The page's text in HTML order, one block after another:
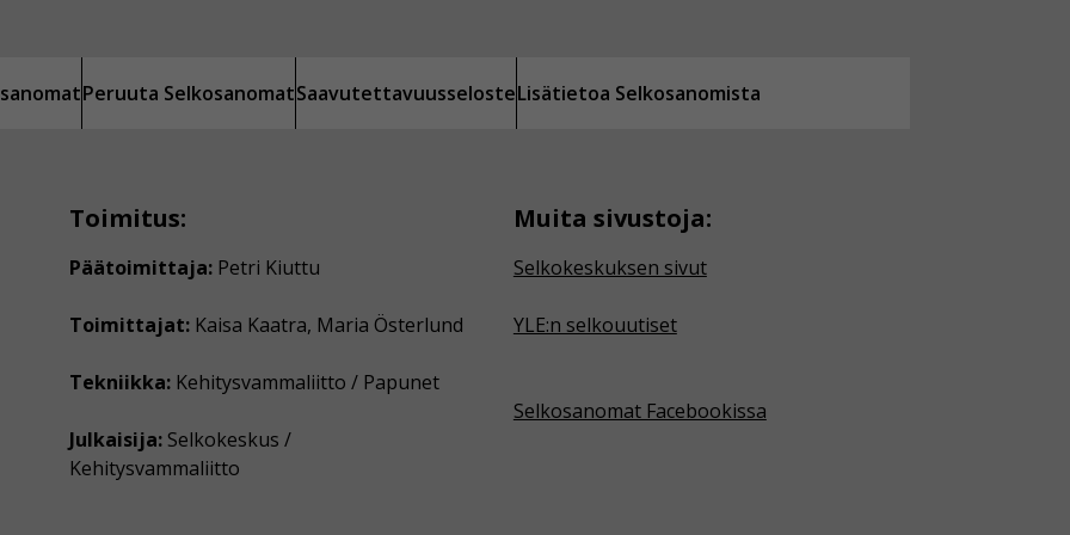
Peruuta SelkosanomatSaavutettavuusselosteLisätietoa Selkosanomista
Toimitus:
Päätoimittaja: Petri Kiuttu
Toimittajat: Kaisa Kaatra, Maria Österlund
Tekniikka: Kehitysvammaliitto / Papunet
Julkaisija: Selkokeskus /
Kehitysvammaliitto
Muita sivustoja:
Selkokeskuksen sivut
YLE:n selkouutiset
Selkosanomat Facebookissa